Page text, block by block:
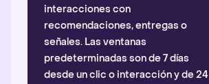
interacciones con
recomendaciones, entregas o
señales. Las ventanas
predeterminadas son de 7 días
desde un clic o interacción y de 24